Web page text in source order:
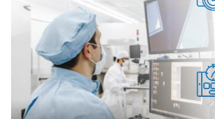
Смотреть проект